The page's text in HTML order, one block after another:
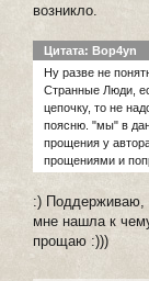
возникло.
Цитата: Bop4yn
Ну разве не
Странные Люди,
цепочку, то не
поясню. "мы" в
прощения у
прощениями и
:) Поддерживаю,
мне нашла к
прощаю :)))